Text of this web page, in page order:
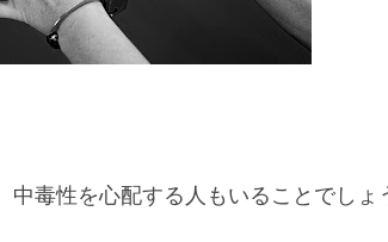
中毒性を心配する人もいることでしょ